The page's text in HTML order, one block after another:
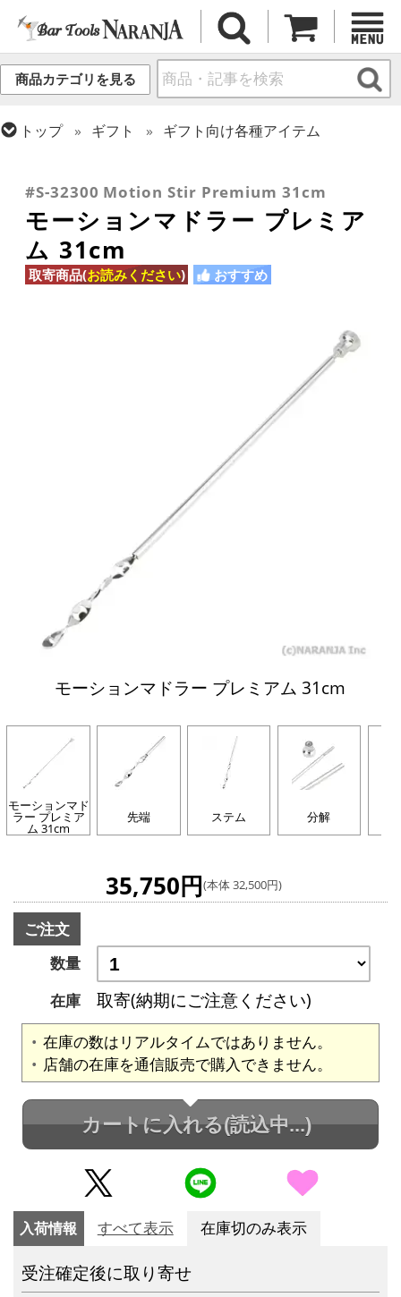
商品カテゴリを見る
トップ ギフト
ギフト向け各種アイテム
#S-32300 Motion Stir Premium 31cm
モーションマドラー プレミア
ム 31cm
取寄商品(お読みください) おすすめ
モーションマドラー プレミアム 31cm
モーションマド
ラー プレミア
ム 31cm
先端 ステム 分解
35,750円(本体 32,500円)
ご注文
数量
在庫
取寄(納期にご注意ください)
在庫の数はリアルタイムではありません。
店舗の在庫を通信販売で購入できません。
カートに入れる(読込中...)
入荷情報 すべて表示 在庫切のみ表示
受注確定後に取り寄せ